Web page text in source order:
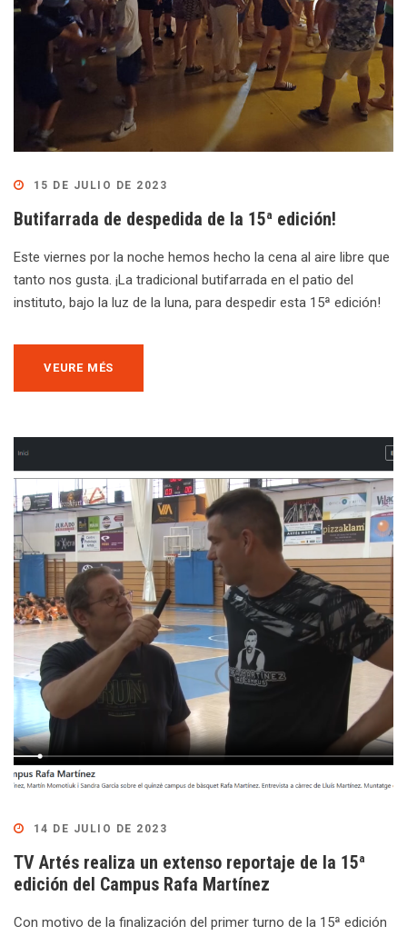
15 DE JULIO DE 2023
Butifarrada de despedida de la 15ª edición!
Este viernes por la noche hemos hecho la cena al aire libre que
tanto nos gusta. ¡La tradicional butifarrada en el patio del
instituto, bajo la luz de la luna, para despedir esta 15ª edición!
VEURE MÉS
14 DE JULIO DE 2023
TV Artés realiza un extenso reportaje de la 15ª
edición del Campus Rafa Martínez
Con motivo de la finalización del primer turno de la 15ª edición